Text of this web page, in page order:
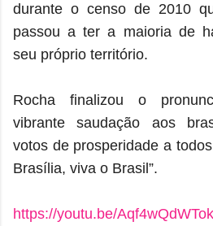
durante o censo de 2010
passou a ter a maioria de
seu próprio território.
Rocha finalizou o
vibrante saudação aos
votos de prosperidade a
Brasília, viva o Brasil”.
https://youtu.be/Aqf4wQdWTok